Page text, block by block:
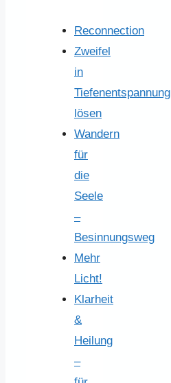
Reconnection
Zweifel
in
Tiefenentspannung
lösen
Wandern
für
die
Seele
–
Besinnungsweg
Mehr
Licht!
Klarheit
&
Heilung
–